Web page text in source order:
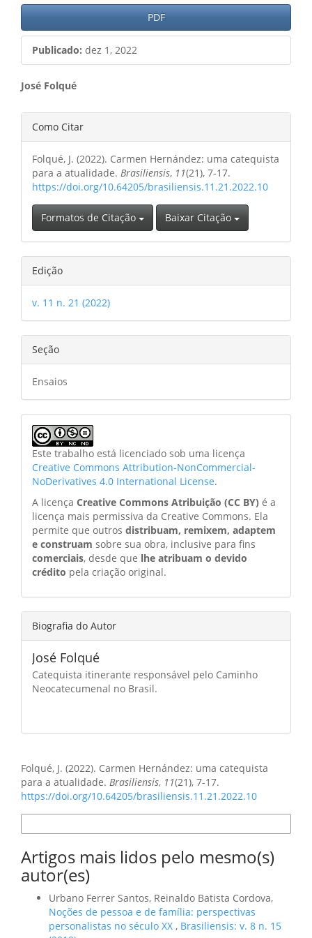
PDF
Publicado: dez 1, 2022
Conteúdo
do
artigo
principal
José Folqué
Detalhes
do
artigo
Como Citar
Folqué, J. (2022). Carmen Hernández: uma catequista
para a atualidade. Brasiliensis, 11(21), 7-17.
https://doi.org/10.64205/brasiliensis.11.21.2022.10
Formatos de Citação Baixar Citação
Edição
v. 11 n. 21 (2022)
Seção
Ensaios
Este trabalho está licenciado sob uma licença
Creative Commons Attribution-NonCommercial-
NoDerivatives 4.0 International License.
A licença Creative Commons Atribuição (CC BY) é a
licença mais permissiva da Creative Commons. Ela
permite que outros distribuam, remixem, adaptem
e construam sobre sua obra, inclusive para fins
comerciais, desde que lhe atribuam o devido
crédito pela criação original.
Biografia do Autor
José Folqué
Catequista itinerante responsável pelo Caminho
Neocatecumenal no Brasil.
Folqué, J. (2022). Carmen Hernández: uma catequista
para a atualidade. Brasiliensis, 11(21), 7-17.
https://doi.org/10.64205/brasiliensis.11.21.2022.10
Artigos mais lidos pelo mesmo(s)
autor(es)
Urbano Ferrer Santos, Reinaldo Batista Cordova,
Noções de pessoa e de família: perspectivas
personalistas no século XX , Brasiliensis: v. 8 n. 15